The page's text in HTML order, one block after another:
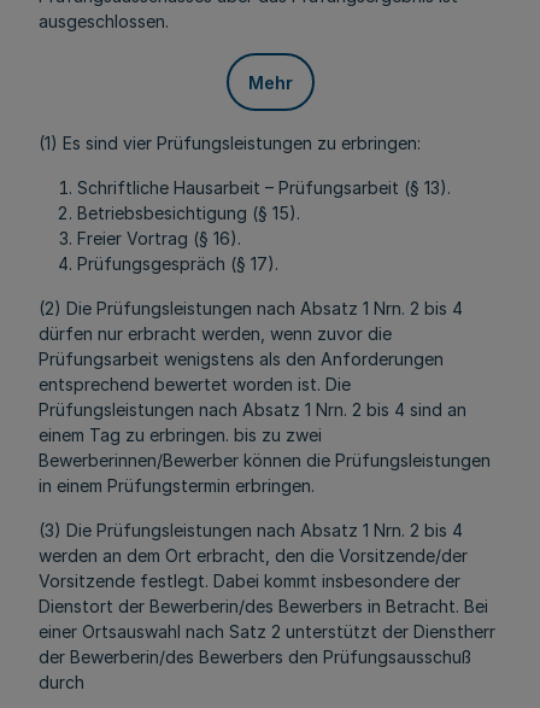
ausgeschlossen.
Mehr
(1) Es sind vier Prüfungsleistungen zu erbringen:
Schriftliche Hausarbeit – Prüfungsarbeit (§ 13).
Betriebsbesichtigung (§ 15).
Freier Vortrag (§ 16).
Prüfungsgespräch (§ 17).
(2) Die Prüfungsleistungen nach Absatz 1 Nrn. 2 bis 4
dürfen nur erbracht werden, wenn zuvor die
Prüfungsarbeit wenigstens als den Anforderungen
entsprechend bewertet worden ist. Die
Prüfungsleistungen nach Absatz 1 Nrn. 2 bis 4 sind an
einem Tag zu erbringen. bis zu zwei
Bewerberinnen/Bewerber können die Prüfungsleistungen
in einem Prüfungstermin erbringen.
(3) Die Prüfungsleistungen nach Absatz 1 Nrn. 2 bis 4
werden an dem Ort erbracht, den die Vorsitzende/der
Vorsitzende festlegt. Dabei kommt insbesondere der
Dienstort der Bewerberin/des Bewerbers in Betracht. Bei
einer Ortsauswahl nach Satz 2 unterstützt der Dienstherr
der Bewerberin/des Bewerbers den Prüfungsausschuß
durch